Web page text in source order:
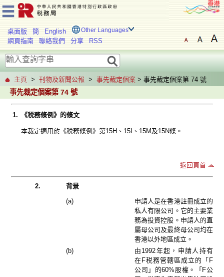
桌面版 簡 English Other Languages
網頁指南 聯絡我們 分享 RSS
主頁 > 刊物及新聞公報 > 事先裁定個案 > 事先裁定個案第 74 號
事先裁定個案第 74 號
1. 《税務條例》的條文
本裁定適用於《税務條例》第15H、15I、15M及15N條。
返回頁首
2.
背景
(a)
申請人是在香港註冊成立的
私人有限公司。它的主要業
務為投資控股。申請人的直
屬母公司及最終母公司均在
香港以外地區成立。
(b)
由1992年起，申請人持有
在F税務管轄區成立的「F
公司」的60%股權。「F公